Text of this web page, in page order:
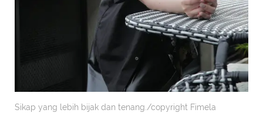
Sikap yang lebih bijak dan tenang./copyright Fimela